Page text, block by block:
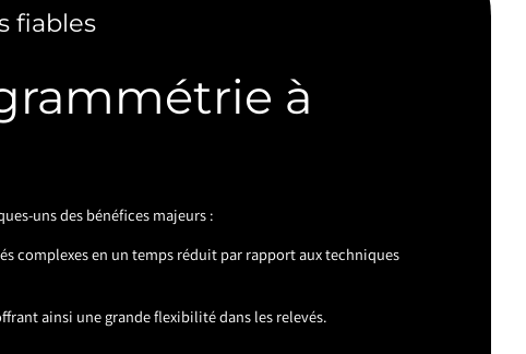
fiables
à
uns des bénéfices majeurs :
complexes en un temps réduit par rapport aux techniques
ainsi une grande flexibilité dans les relevés.